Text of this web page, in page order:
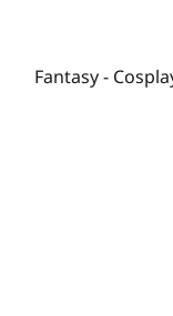
Fantasy -